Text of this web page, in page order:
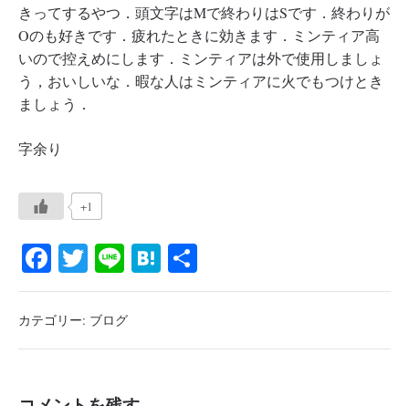
きってするやつ．頭文字はMで終わりはSです．終わりが
Oのも好きです．疲れたときに効きます．ミンティア高
いので控えめにします．ミンティアは外で使用しましょ
う，おいしいな．暇な人はミンティアに火でもつけとき
ましょう．
字余り
+1
Fa
ce
bo
ok
T
wi
tte
r
Li
ne
H
at
a
有
カテゴリー: ブログ